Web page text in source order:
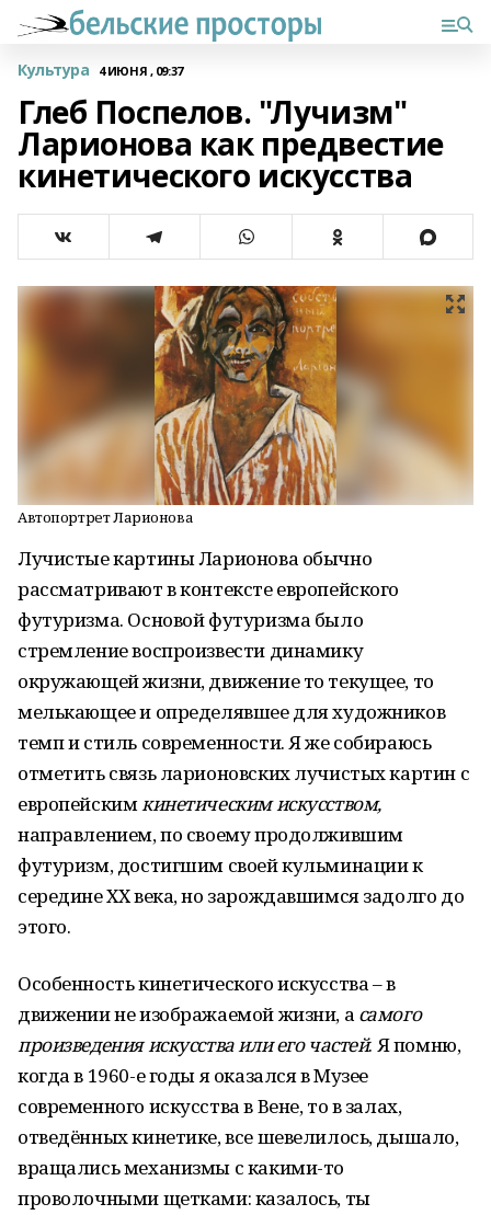
Культура 4 ИЮНЯ , 09:37
Глеб Поспелов. "Лучизм"
Ларионова как предвестие
кинетического искусства
Автопортрет Ларионова
Лучистые картины Ларионова обычно
рассматривают в контексте европейского
футуризма. Основой футуризма было
стремление воспроизвести динамику
окружающей жизни, движение то текущее, то
мелькающее и определявшее для художников
темп и стиль современности. Я же собираюсь
отметить связь ларионовских лучистых картин с
европейскимкинетическим искусством,
направлением, по своему продолжившим
футуризм, достигшим своей кульминации к
середине ХХ века, но зарождавшимся задолго до
этого.
Особенность кинетического искусства – в
движении не изображаемой жизни, а самого
произведения искусства или его частей. Я помню,
когда в 1960-е годы я оказался в Музее
современного искусства в Вене, то в залах,
отведённых кинетике, все шевелилось, дышало,
вращались механизмы с какими-то
проволочными щетками: казалось, ты